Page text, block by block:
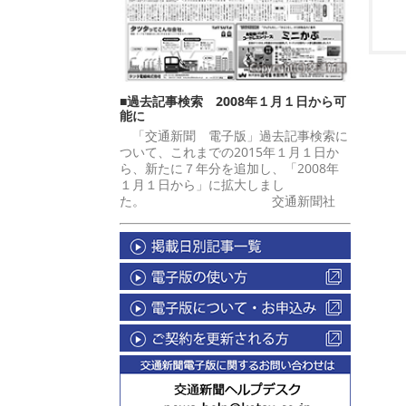
■過去記事検索 2008年１月１日から可
能に
「交通新聞 電子版」過去記事検索に
ついて、これまでの2015年１月１日か
ら、新たに７年分を追加し、「2008年
１月１日から」に拡大しまし
た。 交通新聞社